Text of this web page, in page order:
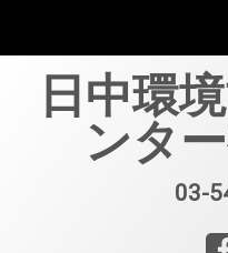
中国環境規制対応セミ
中国環境規制対応支援
セミナー、資料販売
日中環
ンタ
03-